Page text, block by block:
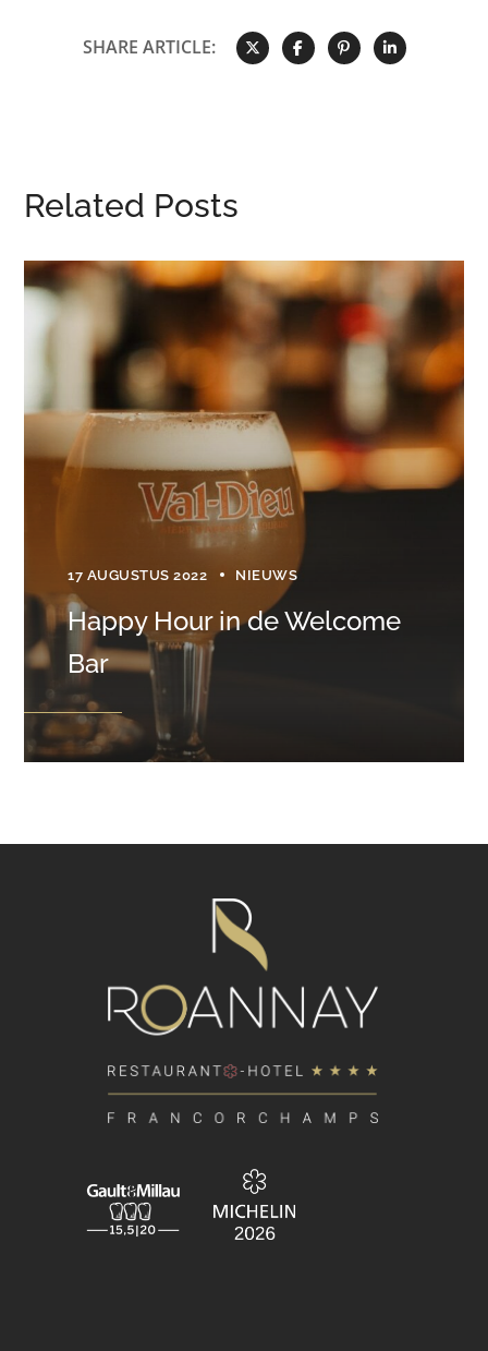
SHARE ARTICLE:
Related Posts
17 AUGUSTUS 2022 NIEUWS
Happy Hour in de Welcome
Bar